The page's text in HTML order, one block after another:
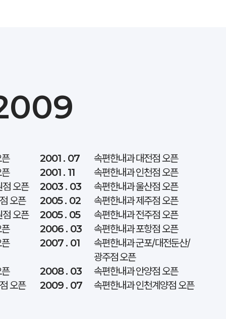
2001 . 07
속편한내과 대전점 오픈
2001 . 11
속편한내과 인천점 오픈
오픈
2003 . 03
속편한내과 울산점 오픈
오픈
2005 . 02
속편한내과 제주점 오픈
오픈
2005 . 05
속편한내과 전주점 오픈
2006 . 03
속편한내과 포항점 오픈
2007 . 01
속편한내과 군포/대전둔산/
광주점 오픈
2008 . 03
속편한내과 안양점 오픈
오픈
2009 . 07 속편한내과 인천계양점 오픈